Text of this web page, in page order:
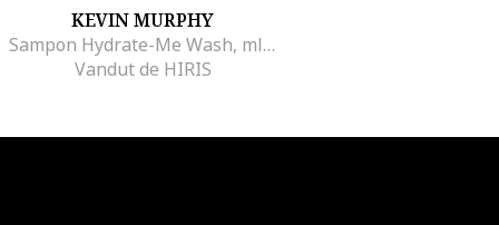
KEVIN MURPHY
Sampon Hydrate-Me Wash, ml78
Vandut de HIRIS